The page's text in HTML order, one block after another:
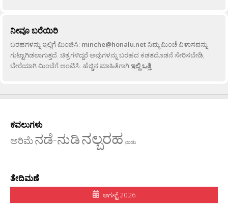
ನೀವೂ ಬರೆಯಿರಿ
ಬರಹಗಳನ್ನು ಇಲ್ಲಿಗೆ ಮಿಂಚಿಸಿ: minche@honalu.netನಿಮ್ಮ ಮಿಂಚೆ ವಿಳಾಸವನ್ನು
ಗುಟ್ಟಾಗಿಡಲಾಗುತ್ತದೆ. ಚಿತ್ರಗಳಿದ್ದರೆ ಅವುಗಳನ್ನು ಬರಹದ ಕಡತದೊಡನೆ ಸೇರಿಸಬೇಡಿ,
ಬೇರೆಯಾಗಿ ಮಿಂಚೆಗೆ ಅಂಟಿಸಿ. ಹೆಚ್ಚಿನ ಮಾಹಿತಿಗಾಗಿಇಲ್ಲಿ ಒತ್ತಿ.
ಕವಲುಗಳು
ಅರಿಮೆನಡೆ-ನುಡಿನಲ್ಬರಹ ನಾಡು
ತೇದಿಮಣೆ
ಆಗಸ್ಟ್ 2026